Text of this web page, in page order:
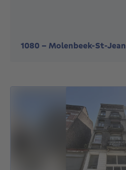
1080 - Molenbeek-St-Jean